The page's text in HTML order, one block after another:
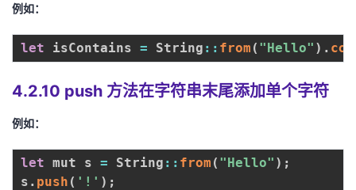
例如：
let isContains = String : : from ( "Hello" ) .
4.2.10 push 方法在字符串末尾添加单个字符
例如：
let mut s = String : : from ( "Hello" ) ;
s . push ( '!' ) ;